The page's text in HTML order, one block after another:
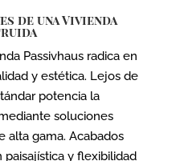
de una Vivienda
Passivhaus radica en
y estética. Lejos de
potencia la
soluciones
alta gama. Acabados
paisajística y flexibilidad